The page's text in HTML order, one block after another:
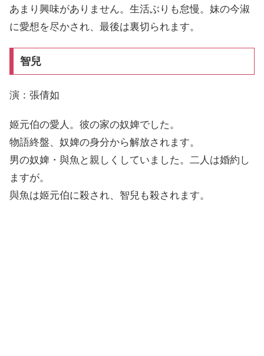
あまり興味がありません。生活ぶりも怠慢。妹の今淑
に愛想を尽かされ、最後は裏切られます。
智兒
演：張倩如
姬元伯の愛人。彼の家の奴婢でした。
物語終盤、奴婢の身分から解放されます。
男の奴婢・與魚と親しくしていました。二人は婚約し
ますが。
與魚は姬元伯に殺され、智兒も殺されます。